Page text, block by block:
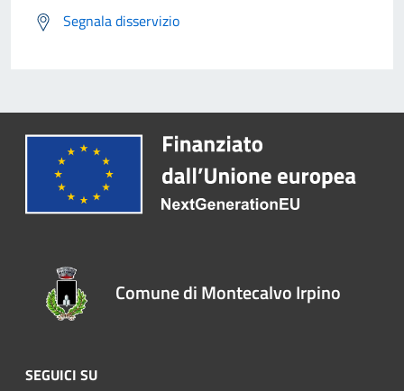
Segnala disservizio
Comune di Montecalvo Irpino
SEGUICI SU